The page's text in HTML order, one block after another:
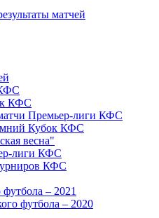
матчей
КФС
Премьер-лиги КФС
Кубок КФС
весна"
лиги КФС
КФС
футбола – 2021
футбола – 2020